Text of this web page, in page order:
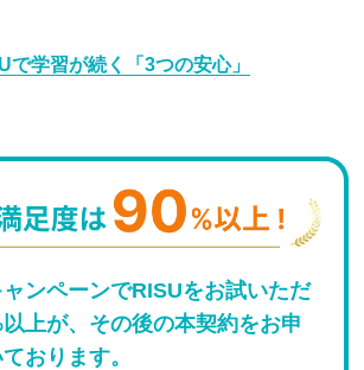
で学習が続く「3つの安心」
ンペーンでRISUをお試いただ
上が、その後の本契約をお申
おります。